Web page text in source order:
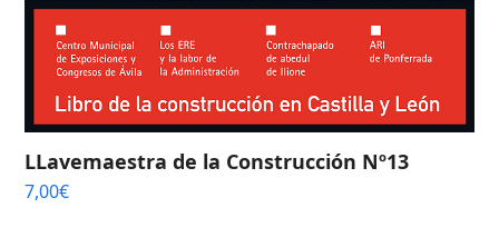
LLavemaestra de la Construcción Nº13
7,00€